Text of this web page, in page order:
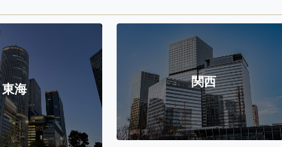
東海
関西